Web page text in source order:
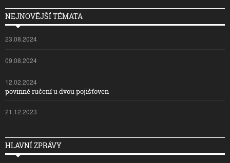
NEJNOVĚJŠÍ TÉMATA
23.08.2024
09.08.2024
12.02.2024
povinné ručení u dvou pojišťoven
21.12.2023
HLAVNÍ ZPRÁVY